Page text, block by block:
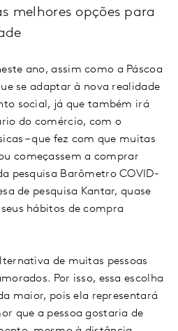
melhores opções para
ano, assim como a Páscoa
se adaptar à nova realidade
social, já que também irá
do comércio, com o
– que fez com que muitas
começassem a comprar
pesquisa Barômetro COVID-
de pesquisa Kantar, quase
hábitos de compra
de muitas pessoas
Por isso, essa escolha
maior, pois ela representará
que a pessoa gostaria de